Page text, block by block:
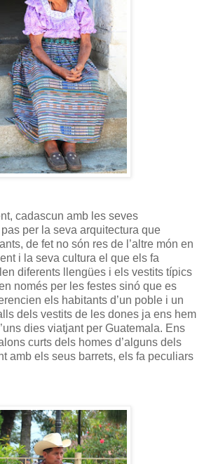
cadascun amb les seves
per la seva arquitectura que
de fet no són res de l’altre món en
i la seva cultura el que els fa
diferents llengües i els vestits típics
només per les festes sinó que es
els habitants d’un poble i un
dels vestits de les dones ja ens hem
dies viatjant per Guatemala. Ens
curts dels homes d’alguns dels
amb els seus barrets, els fa peculiars